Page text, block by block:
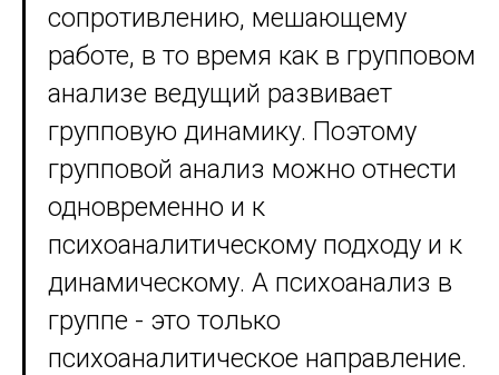
сопротивлению, мешающему
работе, в то время как в групповом
анализе ведущий развивает
групповую динамику. Поэтому
групповой анализ можно отнести
одновременно и к
психоаналитическому подходу и к
динамическому. А психоанализ в
группе - это только
психоаналитическое направление.